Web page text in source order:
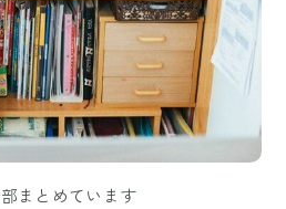
まとめています